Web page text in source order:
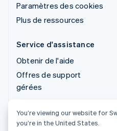
Paramètres des cookies
Plus de ressources
Service d'assistance
Obtenir de l'aide
Offres de support
gérées
© 2026 Stripe, LLC
You’re viewing our website for
you’re in the United States.